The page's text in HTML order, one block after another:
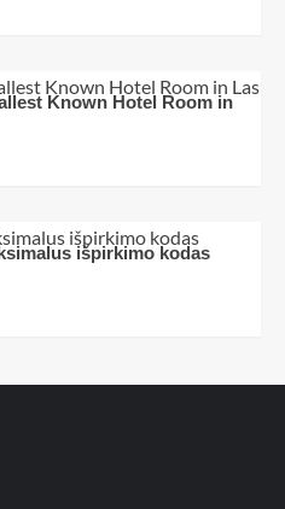
Known Hotel Room in
išpirkimo kodas